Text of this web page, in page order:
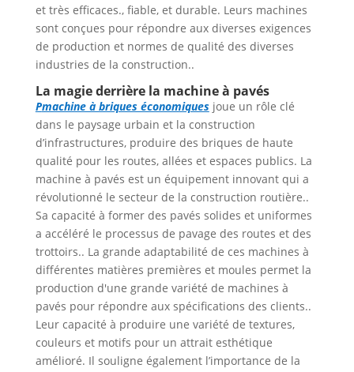
et très efficaces., fiable, et durable. Leurs machines
sont conçues pour répondre aux diverses exigences
de production et normes de qualité des diverses
industries de la construction..
La magie derrière la machine à pavés
Pmachine à briques économiquesjoue un rôle clé
dans le paysage urbain et la construction
d’infrastructures, produire des briques de haute
qualité pour les routes, allées et espaces publics. La
machine à pavés est un équipement innovant qui a
révolutionné le secteur de la construction routière..
Sa capacité à former des pavés solides et uniformes
a accéléré le processus de pavage des routes et des
trottoirs.. La grande adaptabilité de ces machines à
différentes matières premières et moules permet la
production d'une grande variété de machines à
pavés pour répondre aux spécifications des clients..
Leur capacité à produire une variété de textures,
couleurs et motifs pour un attrait esthétique
amélioré. Il souligne également l’importance de la